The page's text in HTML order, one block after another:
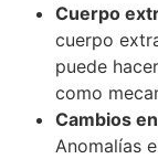
Cuerpo
cuerpo
puede
como
Cambios
Anomalías